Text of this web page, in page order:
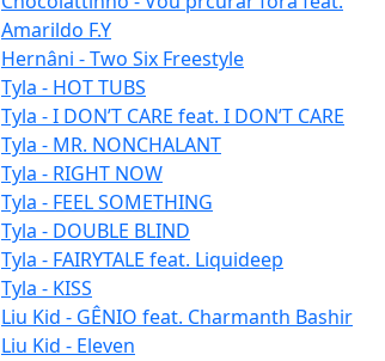
Amarildo F.Y
Hernâni - Two Six Freestyle
Tyla - HOT TUBS
Tyla - I DON’T CARE feat. I DON’T CARE
Tyla - MR. NONCHALANT
Tyla - RIGHT NOW
Tyla - FEEL SOMETHING
Tyla - DOUBLE BLIND
Tyla - FAIRYTALE feat. Liquideep
Tyla - KISS
Liu Kid - GÊNIO feat. Charmanth Bashir
Liu Kid - Eleven